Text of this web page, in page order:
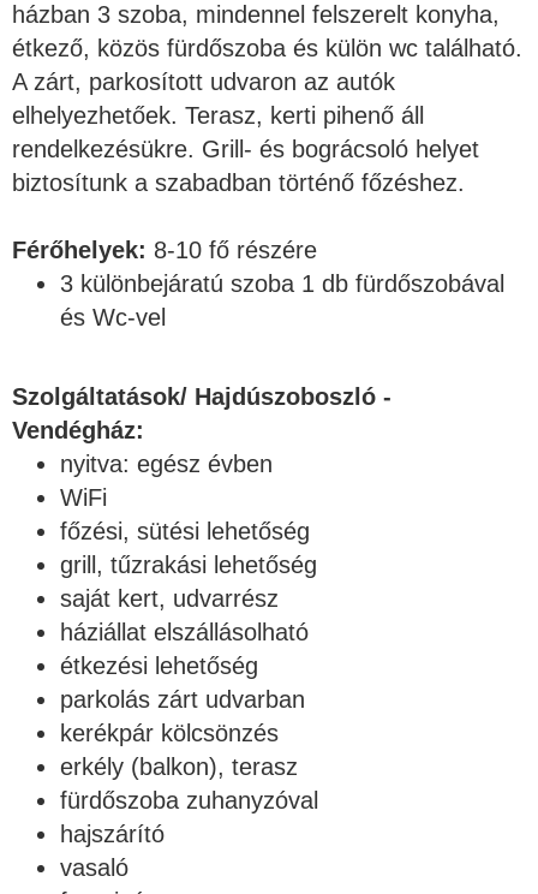
házban 3 szoba, mindennel felszerelt konyha,
étkező, közös fürdőszoba és külön wc található.
A zárt, parkosított udvaron az autók
elhelyezhetőek. Terasz, kerti pihenő áll
rendelkezésükre. Grill- és bográcsoló helyet
biztosítunk a szabadban történő főzéshez.
Férőhelyek: 8-10 fő részére
3 különbejáratú szoba 1 db fürdőszobával
és Wc-vel
Szolgáltatások/ Hajdúszoboszló -
Vendégház:
nyitva: egész évben
WiFi
főzési, sütési lehetőség
grill, tűzrakási lehetőség
saját kert, udvarrész
háziállat elszállásolható
étkezési lehetőség
parkolás zárt udvarban
kerékpár kölcsönzés
erkély (balkon), terasz
fürdőszoba zuhanyzóval
hajszárító
vasaló